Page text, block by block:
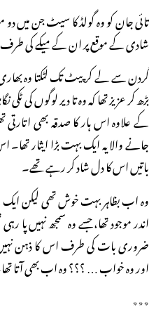
تائی جان کو وہ گولڈ کا سیٹ جن میں
شادی کے موقع پر ان کے میکے کی طرف
گردن سے لے کر پیٹ تک لٹکتا وہ
بڑھ کر عزیز تھا کہ وہ تا دیر لوگوں کی
کے علاوہ اس ہار کا صدقہ بھی اتارتی
جانے والا یہ ایک بہت بڑا ایثار
باتیں اس کا دل شاد کر رہے تھے۔
وہ اب بظاہر بہت خوش تھی لیکن
اندر موجود تھا، جسے وہ سمجھ نہیں پا
ضروری بات کی طرف اس کا ذہن نہیں
اور وہ خواب … ؟؟؟ وہ اب بھی آتا
٭٭٭